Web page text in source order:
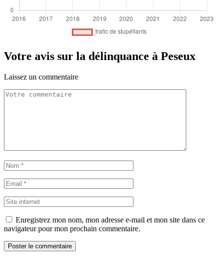
Votre avis sur la délinquance à Peseux
Laissez un commentaire
Enregistrez mon nom, mon adresse e-mail et mon site dans ce
navigateur pour mon prochain commentaire.